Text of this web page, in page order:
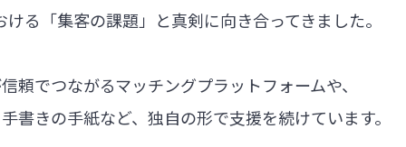
る「集客の課題」と真剣に向き合ってきました。
頼でつながるマッチングプラットフォームや、
書きの手紙など、独自の形で支援を続けています。